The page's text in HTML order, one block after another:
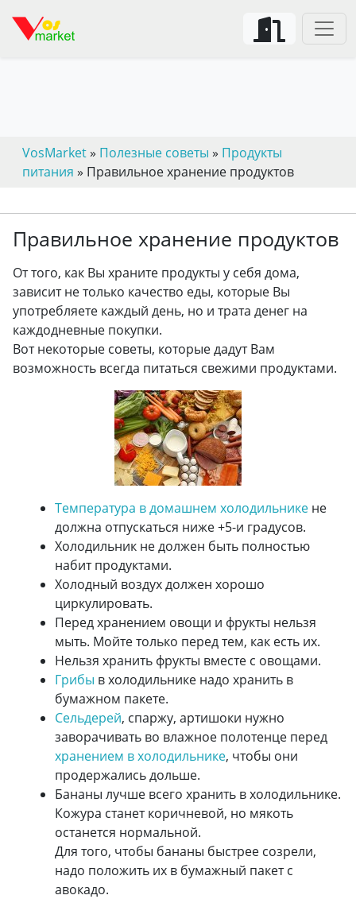
VosMarket» Полезные советы » Продукты
питания » Правильное хранение продуктов
Правильное хранение продуктов
От того, как Вы храните продукты у себя дома,
зависит не только качество еды, которые Вы
употребляете каждый день, но и трата денег на
каждодневные покупки.
Вот некоторые советы, которые дадут Вам
возможность всегда питаться свежими продуктами.
Температура в домашнем холодильникене
должна отпускаться ниже +5-и градусов.
Холодильник не должен быть полностью
набит продуктами.
Холодный воздух должен хорошо
циркулировать.
Перед хранением овощи и фрукты нельзя
мыть. Мойте только перед тем, как есть их.
Нельзя хранить фрукты вместе с овощами.
Грибы в холодильнике надо хранить в
бумажном пакете.
Сельдерей, спаржу, артишоки нужно
заворачивать во влажное полотенце перед
хранением в холодильнике, чтобы они
продержались дольше.
Бананы лучше всего хранить в холодильнике.
Кожура станет коричневой, но мякоть
останется нормальной.
Для того, чтобы бананы быстрее созрели,
надо положить их в бумажный пакет с
авокадо.